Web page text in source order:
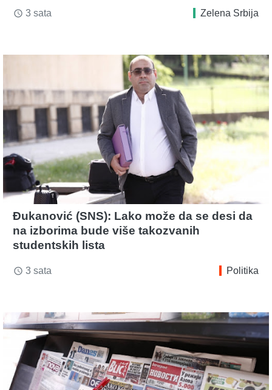
access_time 3 sata Zelena Srbija
Đukanović (SNS): Lako može da se desi da
na izborima bude više takozvanih
studentskih lista
access_time 3 sata Politika